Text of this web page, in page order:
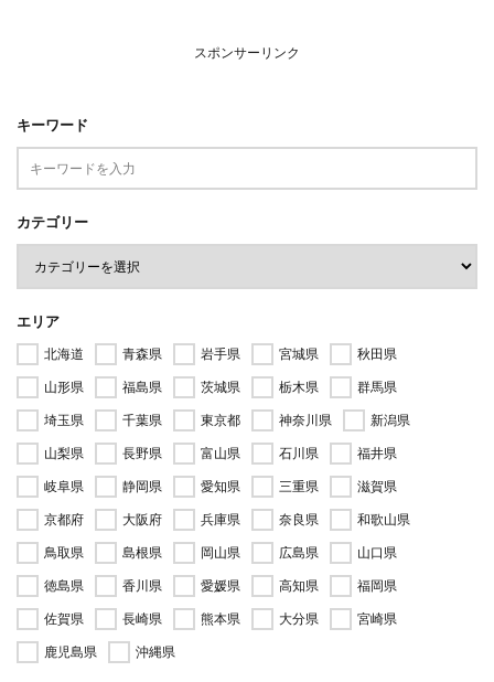
スポンサーリンク
キーワード
カテゴリー
エリア
北海道 青森県 岩手県 宮城県
秋田県
山形県
福島県 茨城県 栃木県
群馬県
埼玉県
千葉県 東京都 神奈川県
新潟県
山梨県
長野県 富山県 石川県
福井県
岐阜県
静岡県 愛知県 三重県
滋賀県
京都府
大阪府 兵庫県 奈良県
和歌山県
鳥取県
島根県 岡山県 広島県
山口県
徳島県
香川県 愛媛県 高知県
福岡県
佐賀県
長崎県 熊本県 大分県
宮崎県
鹿児島県
沖縄県